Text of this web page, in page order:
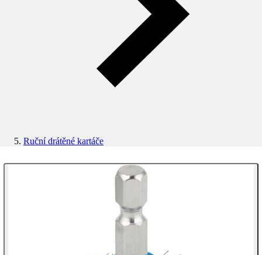
Ruční drátěné kartáče